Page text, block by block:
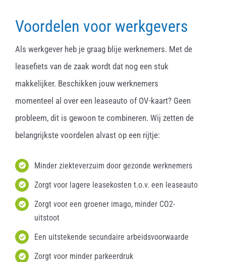
Voordelen voor werkgevers
Als werkgever heb je graag blije werknemers. Met de
leasefiets van de zaak wordt dat nog een stuk
makkelijker. Beschikken jouw werknemers
momenteel al over een leaseauto of OV-kaart? Geen
probleem, dit is gewoon te combineren. Wij zetten de
belangrijkste voordelen alvast op een rijtje:
Minder ziekteverzuim door gezonde werknemers
Zorgt voor lagere leasekosten t.o.v. een leaseauto
Zorgt voor een groener imago, minder CO2-
uitstoot
Een uitstekende secundaire arbeidsvoorwaarde
Zorgt voor minder parkeerdruk